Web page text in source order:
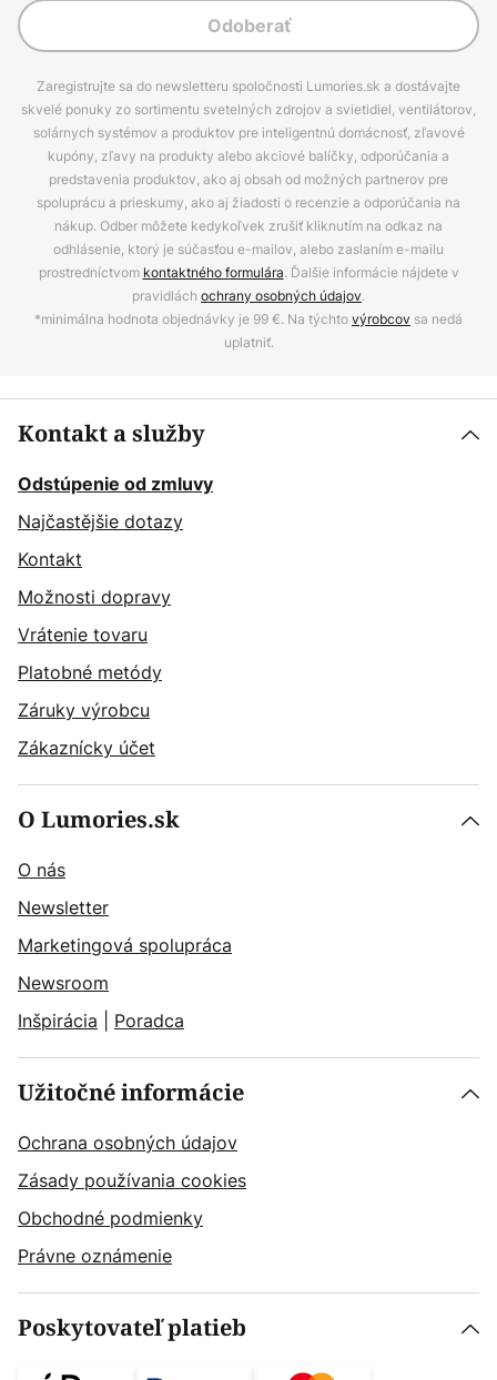
Odoberať
Zaregistrujte sa do newsletteru spoločnosti Lumories.sk a dostávajte
skvelé ponuky zo sortimentu svetelných zdrojov a svietidiel, ventilátorov,
solárnych systémov a produktov pre inteligentnú domácnosť, zľavové
kupóny, zľavy na produkty alebo akciové balíčky, odporúčania a
predstavenia produktov, ako aj obsah od možných partnerov pre
spoluprácu a prieskumy, ako aj žiadosti o recenzie a odporúčania na
nákup. Odber môžete kedykoľvek zrušiť kliknutím na odkaz na
odhlásenie, ktorý je súčasťou e-mailov, alebo zaslaním e-mailu
prostredníctvom kontaktného formulára. Ďalšie informácie nájdete v
pravidlách ochrany osobných údajov.
*minimálna hodnota objednávky je 99 €. Na týchtovýrobcov sa nedá
uplatniť.
Kontakt a služby
Odstúpenie od zmluvy
Najčastějšie dotazy
Kontakt
Možnosti dopravy
Vrátenie tovaru
Platobné metódy
Záruky výrobcu
Zákaznícky účet
O Lumories.sk
O nás
Newsletter
Marketingová spolupráca
Newsroom
Inšpirácia
Poradca
Užitočné informácie
Ochrana osobných údajov
Zásady používania cookies
Obchodné podmienky
Právne oznámenie
Poskytovateľ platieb